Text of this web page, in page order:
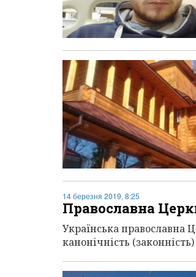
14 березня 2019, 8:25
Православна
Українська православна
канонічність